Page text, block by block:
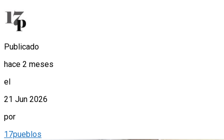
Publicado
hace 2 meses
el
21 Jun 2026
por
17pueblos